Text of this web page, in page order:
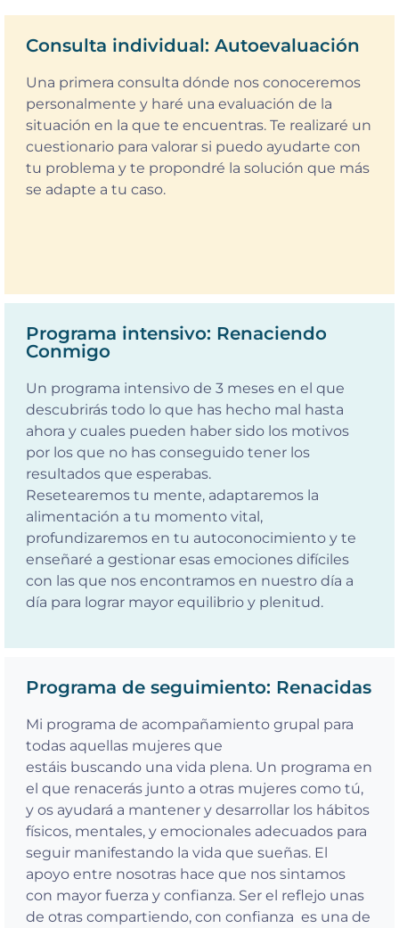
Consulta individual: Autoevaluación
Una primera consulta dónde nos conoceremos
personalmente y haré una evaluación de la
situación en la que te encuentras. Te realizaré un
cuestionario para valorar si puedo ayudarte con
tu problema y te propondré la solución que más
se adapte a tu caso.
Programa intensivo: Renaciendo
Conmigo
Un programa intensivo de 3 meses en el que
descubrirás todo lo que has hecho mal hasta
ahora y cuales pueden haber sido los motivos
por los que no has conseguido tener los
resultados que esperabas.
Resetearemos tu mente, adaptaremos la
alimentación a tu momento vital,
profundizaremos en tu autoconocimiento y te
enseñaré a gestionar esas emociones difíciles
con las que nos encontramos en nuestro día a
día para lograr mayor equilibrio y plenitud.
Programa de seguimiento: Renacidas
Mi programa de acompañamiento grupal para
todas aquellas mujeres que
estáis buscando una vida plena. Un programa en
el que renacerás junto a otras mujeres como tú,
y os ayudará a mantener y desarrollar los hábitos
físicos, mentales, y emocionales adecuados para
seguir manifestando la vida que sueñas. El
apoyo entre nosotras hace que nos sintamos
con mayor fuerza y confianza. Ser el reflejo unas
de otras compartiendo, con confianza es una de